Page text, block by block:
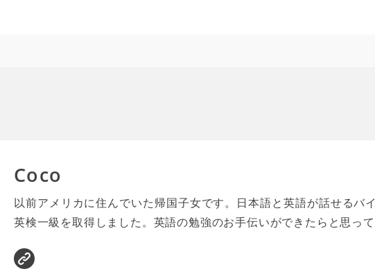
Coco
以前アメリカに住んでいた帰国子女です。日本語と英語が話せるバ
英検一級を取得しました。英語の勉強のお手伝いができたらと思って